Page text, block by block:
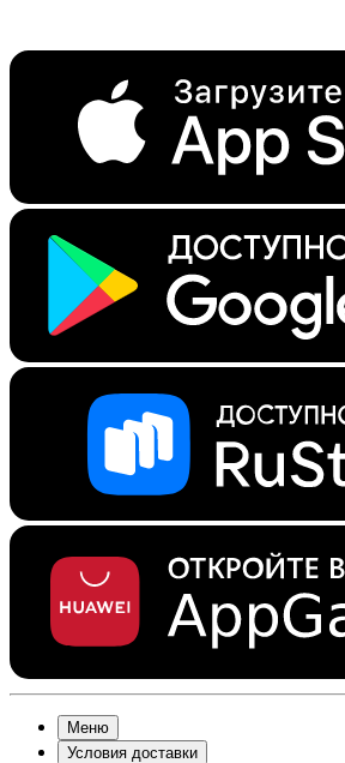
Меню
Условия доставки